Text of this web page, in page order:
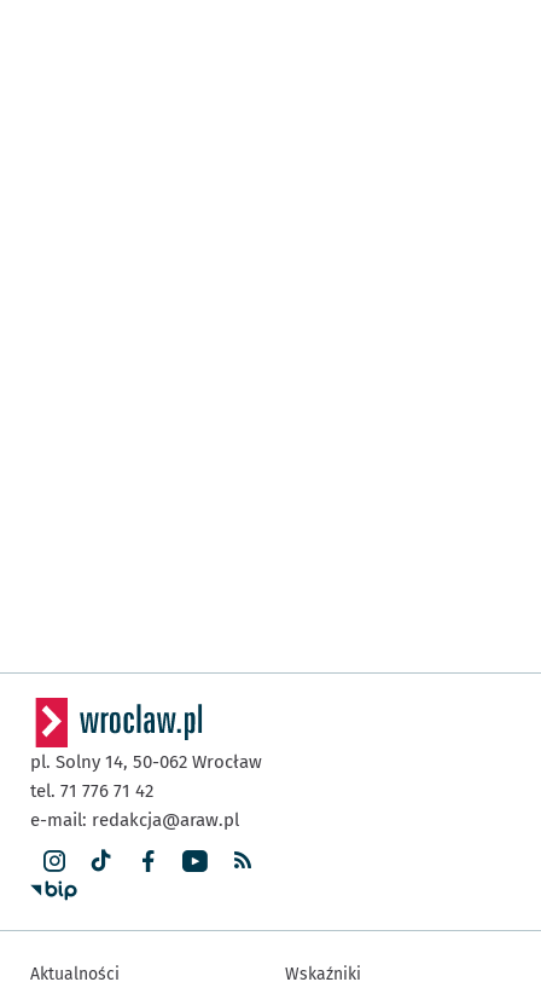
pl. Solny 14, 50-062 Wrocław
tel. 71 776 71 42
e-mail: redakcja@araw.pl
Aktualności
Wskaźniki